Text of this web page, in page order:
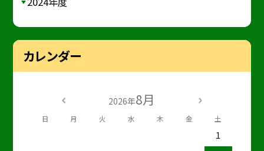
カレンダー
2026年8月
日 月 火 水 木 金 土
1